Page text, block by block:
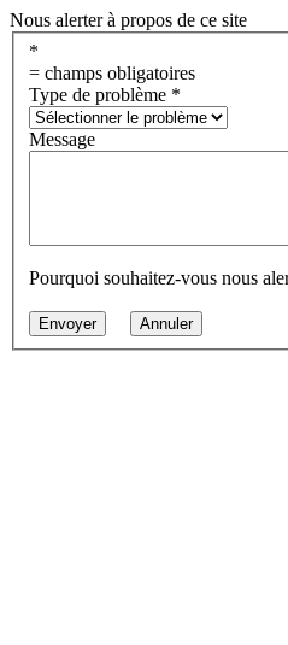
Nous alerter à propos de ce site
*
= champs obligatoires
Type de problème *
Message
Pourquoi souhaitez-vous nous